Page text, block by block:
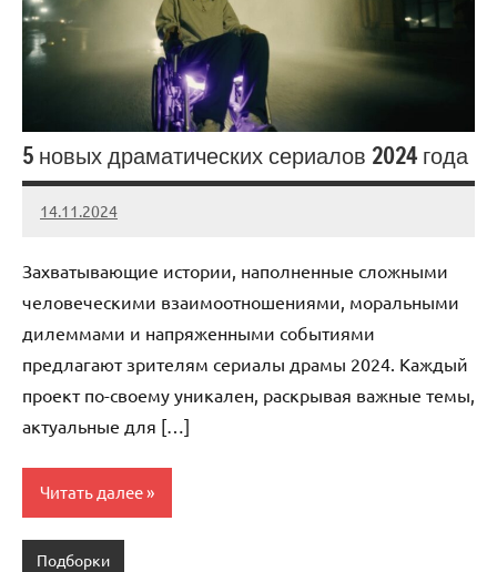
5 новых драматических сериалов 2024 года
14.11.2024
admin
Нет
Захватывающие истории, наполненные сложными
человеческими взаимоотношениями, моральными
дилеммами и напряженными событиями
предлагают зрителям сериалы драмы 2024. Каждый
проект по-своему уникален, раскрывая важные темы,
актуальные для […]
Читать далее
Подборки